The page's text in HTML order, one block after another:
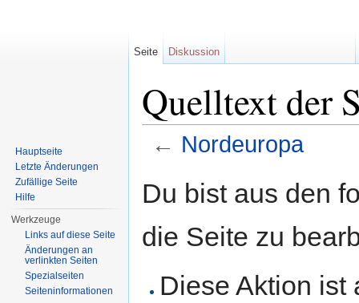
Quelltext der
← Nordeuropa
Du bist aus den
die Seite zu
Diese Aktion ist
Seite Diskussion
Hauptseite
Letzte Änderungen
Zufällige Seite
Hilfe
Werkzeuge
Links auf diese Seite
Änderungen an
verlinkten Seiten
Spezialseiten
Seiten­informationen